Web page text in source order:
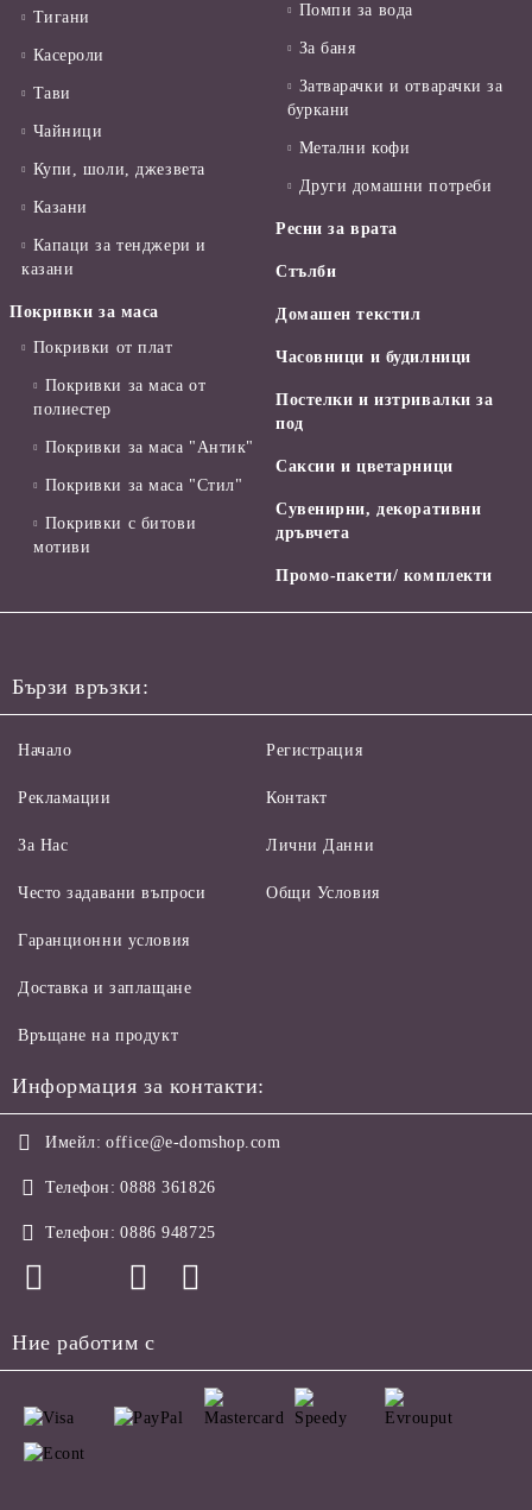
Тигани
Касероли
Тави
Чайници
Купи, шоли, джезвета
Казани
Капаци за тенджери и
казани
Покривки за маса
Покривки от плат
Покривки за маса от
полиестер
Покривки за маса "Антик"
Покривки за маса "Стил"
Покривки с битови
мотиви
Помпи за вода
За баня
Затварачки и отварачки за
буркани
Метални кофи
Други домашни потреби
Ресни за врата
Стълби
Домашен текстил
Часовници и будилници
Постелки и изтривалки за
под
Саксии и цветарници
Сувенирни, декоративни
дръвчета
Промо-пакети/ комплекти
Бързи връзки:
Начало
Рекламации
За Нас
Често задавани въпроси
Регистрация
Контакт
Лични Данни
Общи Условия
Гаранционни условия
Доставка и заплащане
Връщане на продукт
Информация за контакти:
Имейл: office@e-domshop.com
Телефон: 0888 361826
Телефон: 0886 948725
Ние работим с